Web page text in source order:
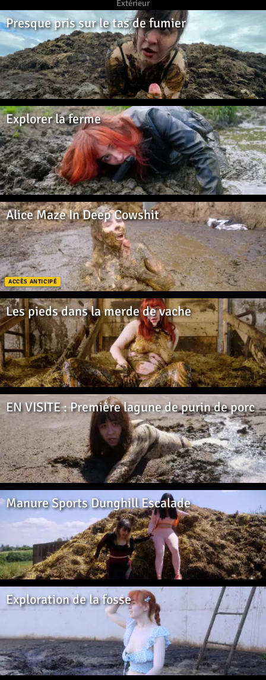
Extérieur
Presque pris sur le tas de fumier
Explorer la ferme
Alice Maze In Deep Cowshit
ACCÈS ANTICIPÉ
Les pieds dans la merde de vache
EN VISITE : Première lagune de purin de porc
Manure Sports Dunghill Escalade
Exploration de la fosse